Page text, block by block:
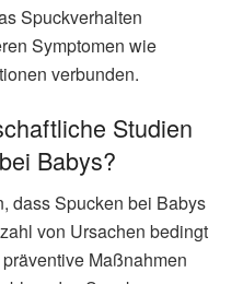
Spuckverhalten
Symptomen wie
verbunden.
Studien
Babys?
dass Spucken bei Babys
von Ursachen bedingt
Maßnahmen